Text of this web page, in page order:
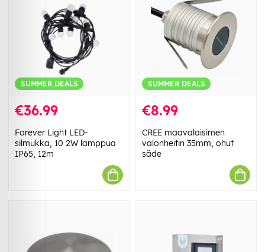
SUMMER DEALS
€36.99
Forever Light LED-
silmukka, 10 2W lamppua
IP65, 12m
SUMMER DEALS
€8.99
CREE maavalaisimen
valonheitin 35mm, ohut
säde